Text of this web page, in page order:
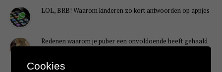
LOL, BRB! Waarom kinderen zo kort antwoorden op appjes
Redenen waarom je puber een onvoldoende heeft gehaald
Cookies